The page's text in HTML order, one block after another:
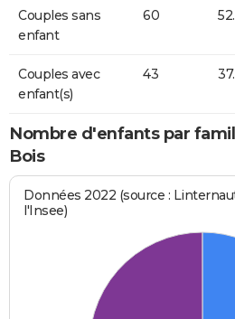
Couples sans
enfant
60
Couples avec
enfant(s)
43
Nombre d'enfants par
Bois
Données 2022 (source :
l'Insee)